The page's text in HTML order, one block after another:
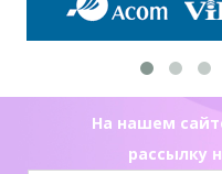
На нашем
рассылку